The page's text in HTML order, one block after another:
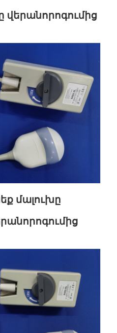
վերանորոգումից
մալուխը